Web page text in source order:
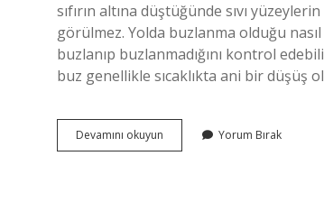
sıfırın altına düştüğünde sıvı
görülmez. Yolda buzlanma olduğu nasıl
buzlanıp buzlanmadığını kontrol
buz genellikle sıcaklıkta ani bir düşüş
Devamını okuyun Buzlanma
Işareti
Yorum Bırak